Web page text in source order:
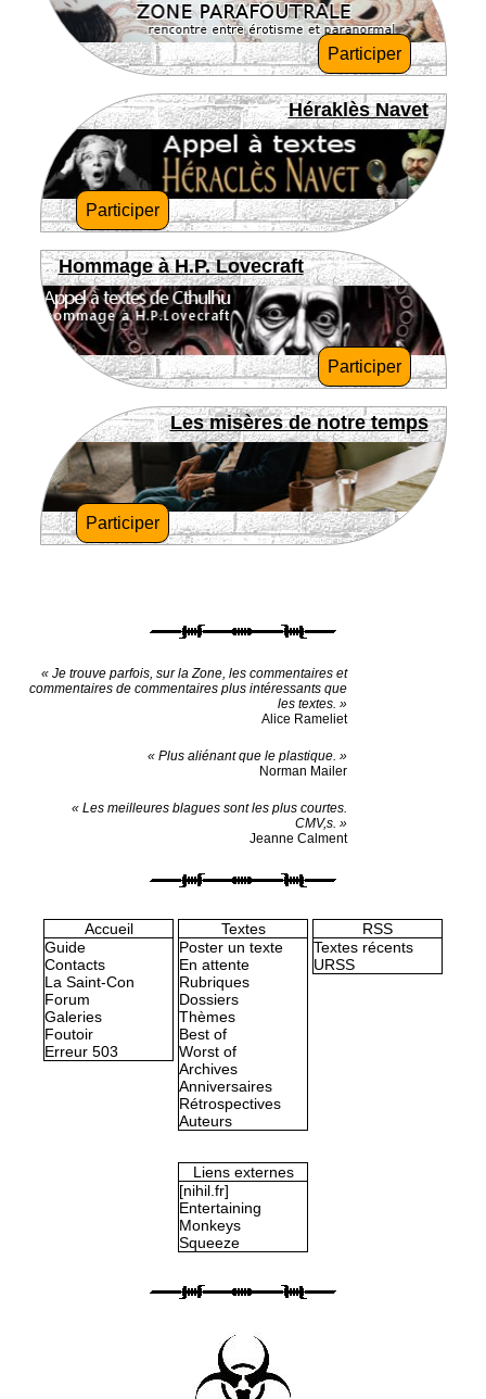
Participer
Héraklès Navet
Participer
Hommage à H.P. Lovecraft
Participer
Les misères de notre temps
Participer
« Je trouve parfois, sur la Zone, les commentaires et
commentaires de commentaires plus intéressants que
les textes. »
Alice Rameliet
« Plus aliénant que le plastique. »
Norman Mailer
« Les meilleures blagues sont les plus courtes.
CMV,s. »
Jeanne Calment
Accueil
Guide
Contacts
La Saint-Con
Forum
Galeries
Foutoir
Erreur 503
Textes
Poster un texte
En attente
Rubriques
Dossiers
Thèmes
Best of
Worst of
Archives
Anniversaires
Rétrospectives
Auteurs
RSS
Textes récents
URSS
Liens externes
[nihil.fr]
Entertaining
Monkeys
Squeeze